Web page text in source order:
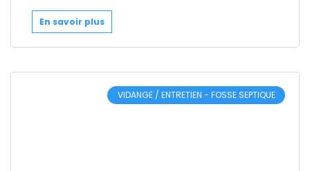
En savoir plus
VIDANGE / ENTRETIEN - FOSSE SEPTIQUE